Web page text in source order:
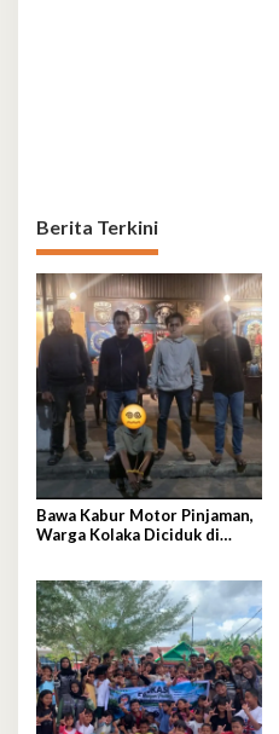
Berita Terkini
Bawa Kabur Motor Pinjaman,
Warga Kolaka Diciduk di